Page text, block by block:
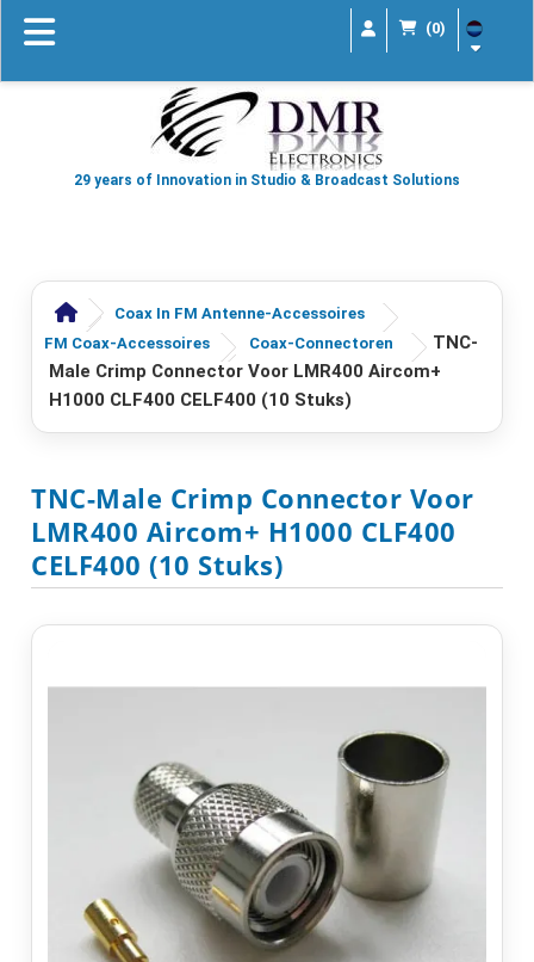
(0)
29 years of Innovation in Studio & Broadcast Solutions
Coax In FM Antenne-Accessoires
FM Coax-Accessoires
Coax-Connectoren
TNC-
Male Crimp Connector Voor LMR400 Aircom+
H1000 CLF400 CELF400 (10 Stuks)
TNC-Male Crimp Connector Voor
LMR400 Aircom+ H1000 CLF400
CELF400 (10 Stuks)